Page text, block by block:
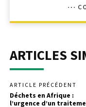
ARTICLES
ARTICLE PRÉCÉDENT
Déchets en Afrique :
l’urgence d’un